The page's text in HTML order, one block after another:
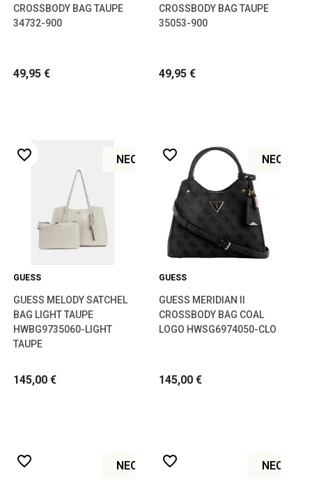
CROSSBODY BAG TAUPE
34732-900
49,95 €
CROSSBODY BAG TAUPE
35053-900
49,95 €
GUESS
GUESS MELODY SATCHEL
BAG LIGHT TAUPE
HWBG9735060-LIGHT
TAUPE
145,00 €
ΝΈΟ
favorite_border
GUESS
GUESS MERIDIAN II
CROSSBODY BAG COAL
LOGO HWSG6974050-CLO
145,00 €
ΝΈΟ
favorite_border
ΝΈΟ
favorite_border ΝΈΟ
favorite_border